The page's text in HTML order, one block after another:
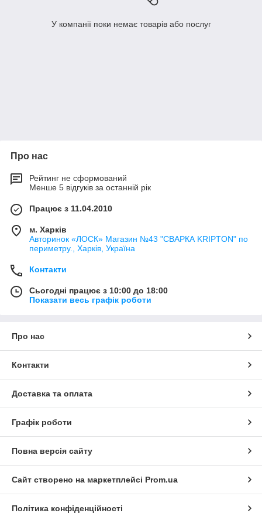
У компанії поки немає товарів або послуг
Про нас
Рейтинг не сформований
Менше 5 відгуків за останній рік
Працює з 11.04.2010
м. Харків
Авторинок «ЛОСК» Магазин №43 "СВАРКА KRIPTON" по
периметру., Харків, Україна
Контакти
Сьогодні працює з 10:00 до 18:00
Показати весь графік роботи
Про нас
Контакти
Доставка та оплата
Графік роботи
Повна версія сайту
Сайт створено на маркетплейсі Prom.ua
Політика конфіденційності